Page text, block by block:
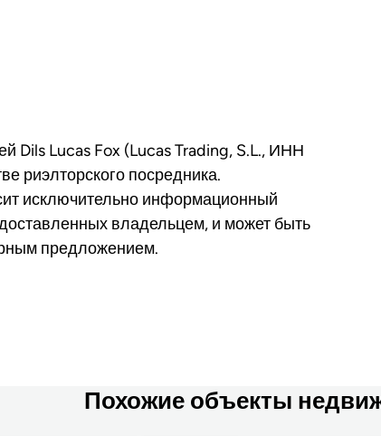
Dils Lucas Fox (Lucas Trading, S.L., ИНН
риэлторского посредника.
исключительно информационный
владельцем, и может быть
предложением.
Похожие объекты